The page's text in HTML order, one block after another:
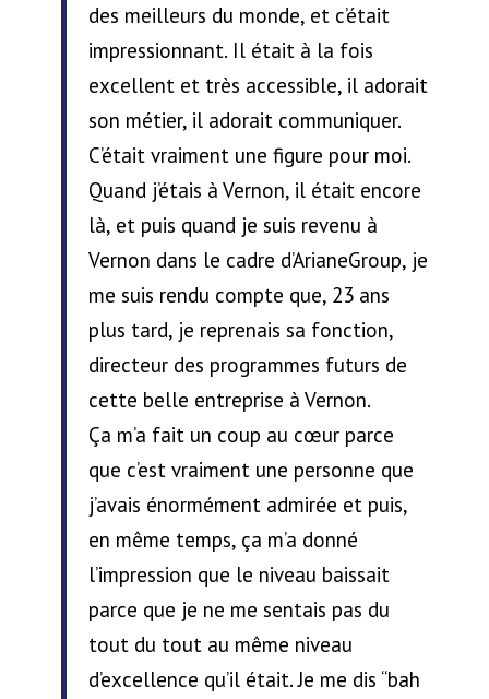
des meilleurs du monde, et c’était
impressionnant. Il était à la fois
excellent et très accessible, il adorait
son métier, il adorait communiquer.
C’était vraiment une figure pour moi.
Quand j’étais à Vernon, il était encore
là, et puis quand je suis revenu à
Vernon dans le cadre d’ArianeGroup, je
me suis rendu compte que, 23 ans
plus tard, je reprenais sa fonction,
directeur des programmes futurs de
cette belle entreprise à Vernon.
Ça m’a fait un coup au cœur parce
que c’est vraiment une personne que
j’avais énormément admirée et puis,
en même temps, ça m’a donné
l’impression que le niveau baissait
parce que je ne me sentais pas du
tout du tout au même niveau
d’excellence qu’il était. Je me dis “bah